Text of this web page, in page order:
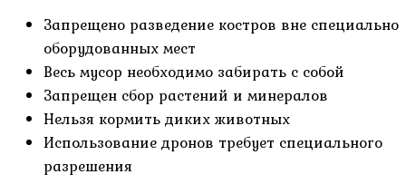
Запрещено разведение костров вне специально
оборудованных мест
Весь мусор необходимо забирать с собой
Запрещен сбор растений и минералов
Нельзя кормить диких животных
Использование дронов требует специального
разрешения